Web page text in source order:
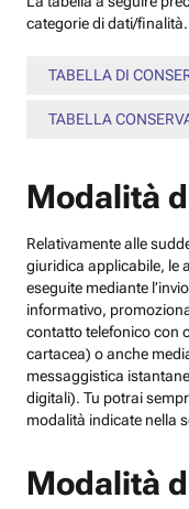
categorie di dati/finalità.
TABELLA DI
TABELLA
Modalità
Relativamente alle
giuridica applicabile, le
eseguite mediante
informativo,
contatto telefonico con
cartacea) o anche
messaggistica
digitali). Tu potrai
modalità indicate nella
Modalità